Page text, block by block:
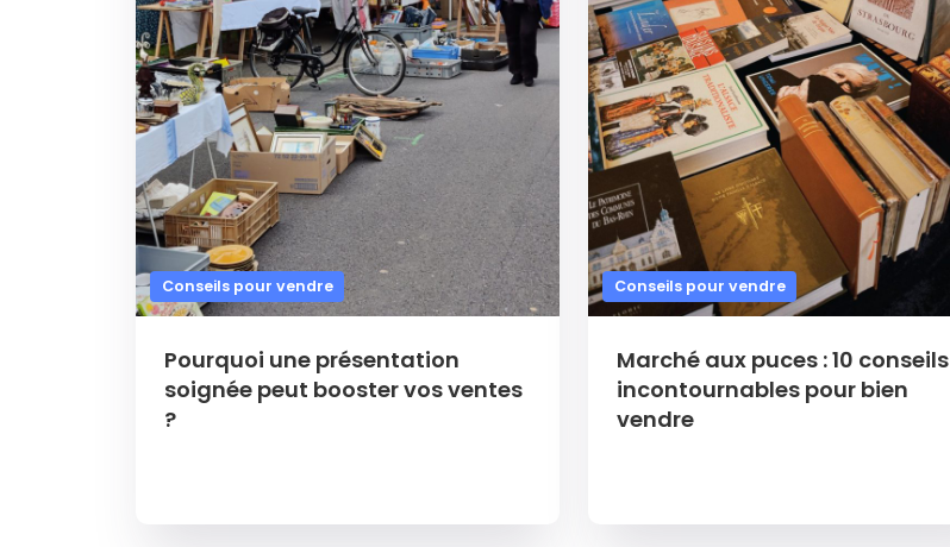
Conseils pour vendre
Pourquoi une présentation
soignée peut booster vos ventes
?
Conseils pour vendre
Marché aux puces : 10 conseils
incontournables pour bien
vendre